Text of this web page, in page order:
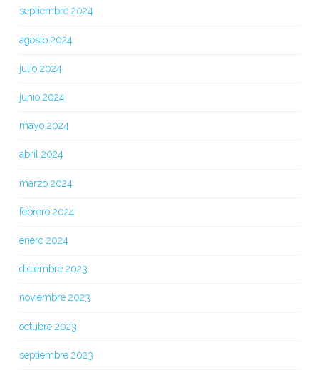
septiembre 2024
agosto 2024
julio 2024
junio 2024
mayo 2024
abril 2024
marzo 2024
febrero 2024
enero 2024
diciembre 2023
noviembre 2023
octubre 2023
septiembre 2023